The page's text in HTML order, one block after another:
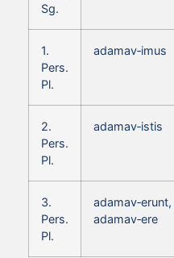
Sg.
1.
Pers.
Pl.
adamav‑imus
2.
Pers.
Pl.
adamav‑istis
3.
Pers.
Pl.
adamav‑erunt,
adamav‑ere